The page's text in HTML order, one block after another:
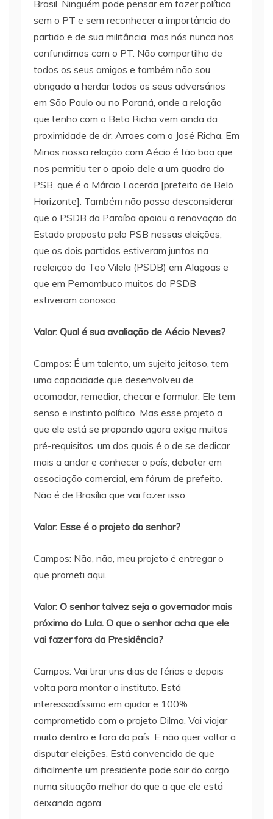
Brasil. Ninguém pode pensar em fazer política
sem o PT e sem reconhecer a importância do
partido e de sua militância, mas nós nunca nos
confundimos com o PT. Não compartilho de
todos os seus amigos e também não sou
obrigado a herdar todos os seus adversários
em São Paulo ou no Paraná, onde a relação
que tenho com o Beto Richa vem ainda da
proximidade de dr. Arraes com o José Richa. Em
Minas nossa relação com Aécio é tão boa que
nos permitiu ter o apoio dele a um quadro do
PSB, que é o Márcio Lacerda [prefeito de Belo
Horizonte]. Também não posso desconsiderar
que o PSDB da Paraíba apoiou a renovação do
Estado proposta pelo PSB nessas eleições,
que os dois partidos estiveram juntos na
reeleição do Teo Vilela (PSDB) em Alagoas e
que em Pernambuco muitos do PSDB
estiveram conosco.
Valor: Qual é sua avaliação de Aécio Neves?
Campos: É um talento, um sujeito jeitoso, tem
uma capacidade que desenvolveu de
acomodar, remediar, checar e formular. Ele tem
senso e instinto político. Mas esse projeto a
que ele está se propondo agora exige muitos
pré-requisitos, um dos quais é o de se dedicar
mais a andar e conhecer o país, debater em
associação comercial, em fórum de prefeito.
Não é de Brasília que vai fazer isso.
Valor: Esse é o projeto do senhor?
Campos: Não, não, meu projeto é entregar o
que prometi aqui.
Valor: O senhor talvez seja o governador mais
próximo do Lula. O que o senhor acha que ele
vai fazer fora da Presidência?
Campos: Vai tirar uns dias de férias e depois
volta para montar o instituto. Está
interessadíssimo em ajudar e 100%
comprometido com o projeto Dilma. Vai viajar
muito dentro e fora do país. E não quer voltar a
disputar eleições. Está convencido de que
dificilmente um presidente pode sair do cargo
numa situação melhor do que a que ele está
deixando agora.